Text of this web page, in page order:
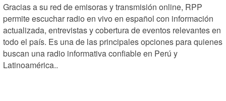
Gracias a su red de emisoras y transmisión online, RPP
permite escuchar radio en vivo en español con información
actualizada, entrevistas y cobertura de eventos relevantes en
todo el país. Es una de las principales opciones para quienes
buscan una radio informativa confiable en Perú y
Latinoamérica..